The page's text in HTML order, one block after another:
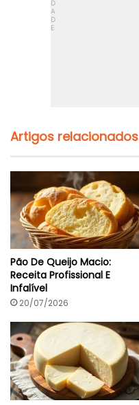
Artigos relacionados
Pão De Queijo Macio:
Receita Profissional E
Infalível
20/07/2026